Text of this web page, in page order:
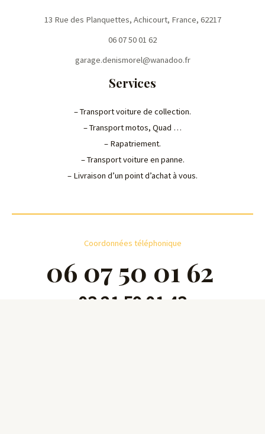
13 Rue des Planquettes, Achicourt, France, 62217
06 07 50 01 62
garage.denismorel@wanadoo.fr
Services
– Transport voiture de collection.
– Transport motos, Quad …
– Rapatriement.
– Transport voiture en panne.
– Livraison d’un point d’achat à vous.
Coordonnées téléphonique
06 07 50 01 62
03 21 59 01 43